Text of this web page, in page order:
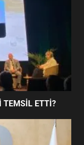
SÜRE
NEYİ
TEMSİL ETTİ?